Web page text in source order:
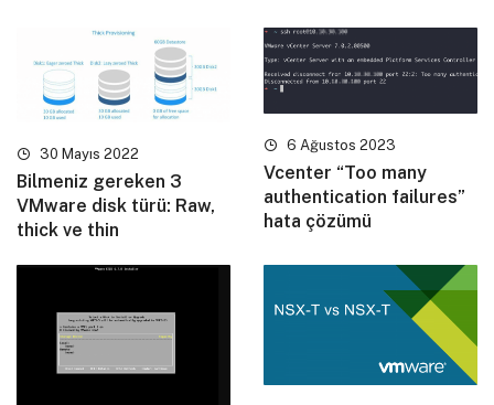
30 Mayıs 2022
Bilmeniz gereken 3
VMware disk türü: Raw,
thick ve thin
6 Ağustos 2023
Vcenter “Too many
authentication failures”
hata çözümü